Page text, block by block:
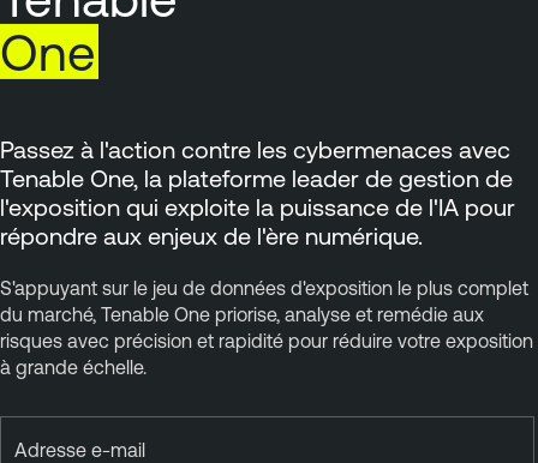
One
Passez à l'action contre les cybermenaces avec
Tenable One, la plateforme leader de gestion de
l'exposition qui exploite la puissance de l'IA pour
répondre aux enjeux de l'ère numérique.
S'appuyant sur le jeu de données d'exposition le plus complet
du marché, Tenable One priorise, analyse et remédie aux
risques avec précision et rapidité pour réduire votre exposition
à grande échelle.
Adresse e-mail